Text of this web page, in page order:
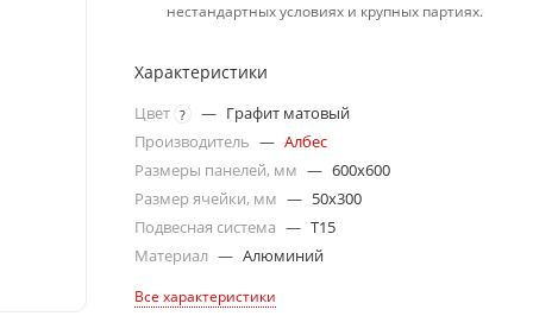
нестандартных условиях и крупных партиях.
Характеристики
Цвет ? — Графит матовый
Производитель — Албес
Размеры панелей, мм — 600x600
Размер ячейки, мм — 50x300
Подвесная система — T15
Материал — Алюминий
Все характеристики